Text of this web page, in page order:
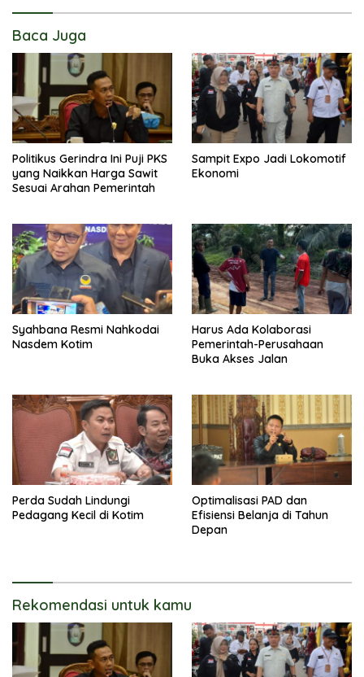
Baca Juga
Politikus Gerindra Ini Puji PKS
yang Naikkan Harga Sawit
Sesuai Arahan Pemerintah
Sampit Expo Jadi Lokomotif
Ekonomi
Syahbana Resmi Nahkodai
Nasdem Kotim
Harus Ada Kolaborasi
Pemerintah-Perusahaan
Buka Akses Jalan
Perda Sudah Lindungi
Pedagang Kecil di Kotim
Optimalisasi PAD dan
Efisiensi Belanja di Tahun
Depan
Rekomendasi untuk kamu